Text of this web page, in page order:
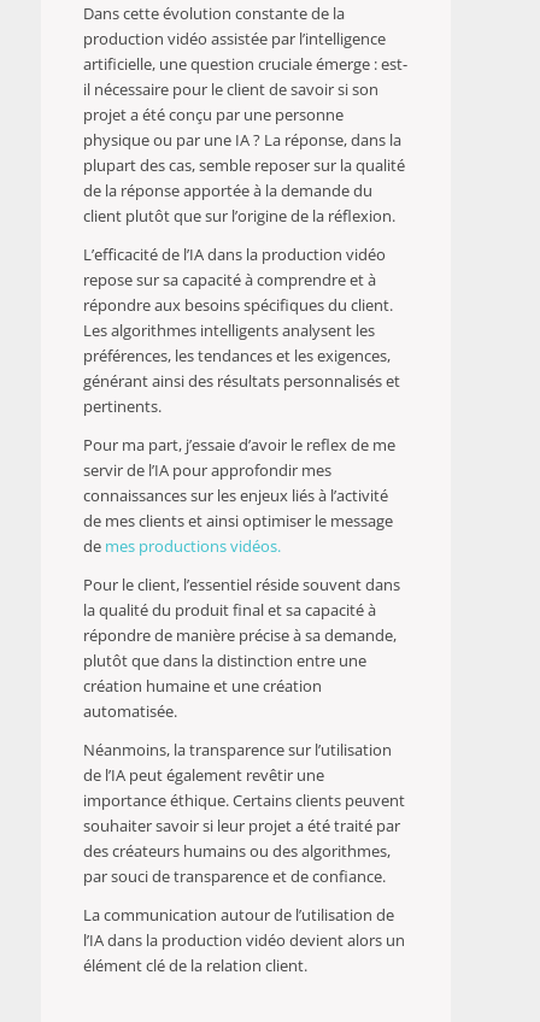
Dans cette évolution constante de la
production vidéo assistée par l’intelligence
artificielle, une question cruciale émerge : est-
il nécessaire pour le client de savoir si son
projet a été conçu par une personne
physique ou par une IA ? La réponse, dans la
plupart des cas, semble reposer sur la qualité
de la réponse apportée à la demande du
client plutôt que sur l’origine de la réflexion.
L’efficacité de l’IA dans la production vidéo
repose sur sa capacité à comprendre et à
répondre aux besoins spécifiques du client.
Les algorithmes intelligents analysent les
préférences, les tendances et les exigences,
générant ainsi des résultats personnalisés et
pertinents.
Pour ma part, j’essaie d’avoir le reflex de me
servir de l’IA pour approfondir mes
connaissances sur les enjeux liés à l’activité
de mes clients et ainsi optimiser le message
de mes productions vidéos.
Pour le client, l’essentiel réside souvent dans
la qualité du produit final et sa capacité à
répondre de manière précise à sa demande,
plutôt que dans la distinction entre une
création humaine et une création
automatisée.
Néanmoins, la transparence sur l’utilisation
de l’IA peut également revêtir une
importance éthique. Certains clients peuvent
souhaiter savoir si leur projet a été traité par
des créateurs humains ou des algorithmes,
par souci de transparence et de confiance.
La communication autour de l’utilisation de
l’IA dans la production vidéo devient alors un
élément clé de la relation client.